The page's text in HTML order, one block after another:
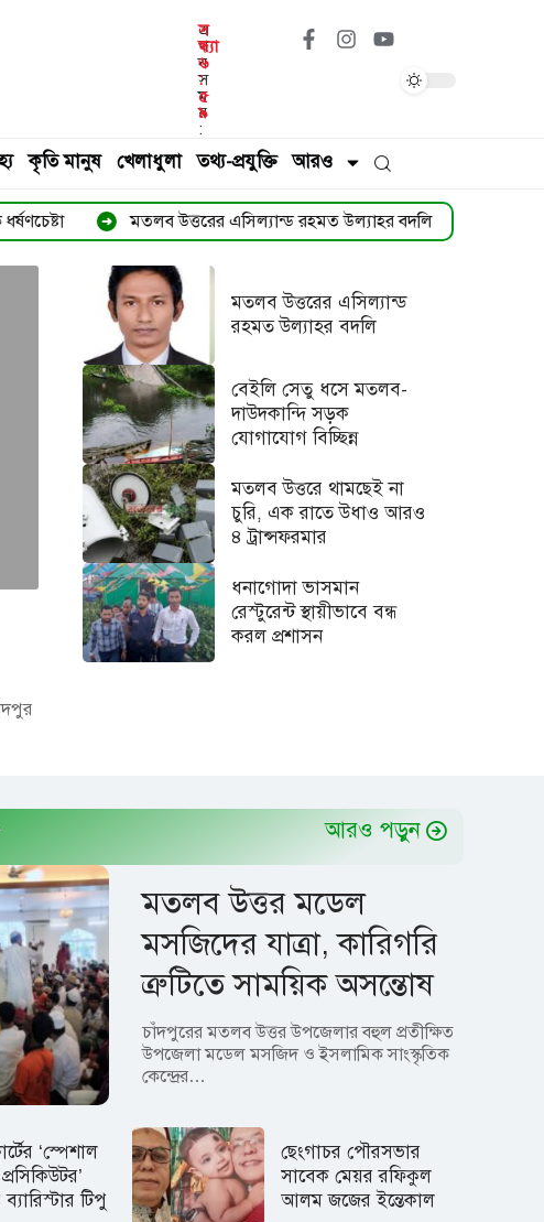
এ
খ
ন
স
ম
য়
:
স
ন্ধ্যা
৬
:
৫
৯
কৃতি মানুষ খেলাধুলা তথ্য-প্রযুক্তি আরও
উত্তরের এসিল্যান্ড রহমত উল্যাহর বদলি ➜ বেইলি সেতু ধসে মতলব-
মতলব উত্তরের এসিল্যান্ড
রহমত উল্যাহর বদলি
বেইলি সেতু ধসে মতলব-
দাউদকান্দি সড়ক
যোগাযোগ বিচ্ছিন্ন
মতলব উত্তরে থামছেই না
চুরি, এক রাতে উধাও আরও
৪ ট্রান্সফরমার
ধনাগোদা ভাসমান
রেস্টুরেন্ট স্থায়ীভাবে বন্ধ
করল প্রশাসন
আরও পড়ুন
মতলব উত্তর মডেল
মসজিদের যাত্রা, কারিগরি
ত্রুটিতে সাময়িক অসন্তোষ
চাঁদপুরের মতলব উত্তর উপজেলার বহুল প্রতীক্ষিত
উপজেলা মডেল মসজিদ ও ইসলামিক সাংস্কৃতিক
কেন্দ্রের…
‘স্পেশাল
টিপু
ছেংগাচর পৌরসভার
সাবেক মেয়র রফিকুল
আলম জজের ইন্তেকাল